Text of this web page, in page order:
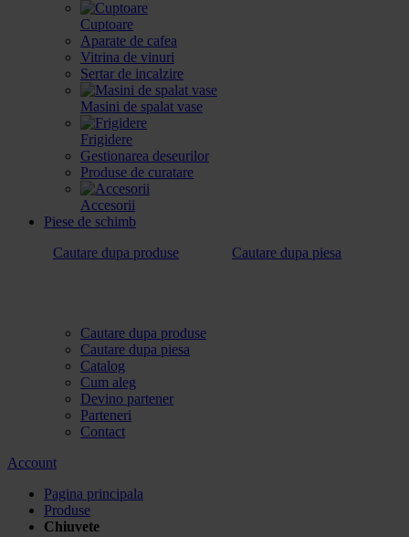
Cuptoare
Aparate de cafea
Vitrina de vinuri
Sertar de incalzire
Masini de spalat vase
Frigidere
Gestionarea deseurilor
Produse de curatare
Accesorii
Piese de schimb
Cautare dupa produse
Cautare dupa piesa
Cautare dupa produse
Cautare dupa piesa
Catalog
Cum aleg
Devino partener
Parteneri
Contact
Account
Pagina principala
Produse
Chiuvete